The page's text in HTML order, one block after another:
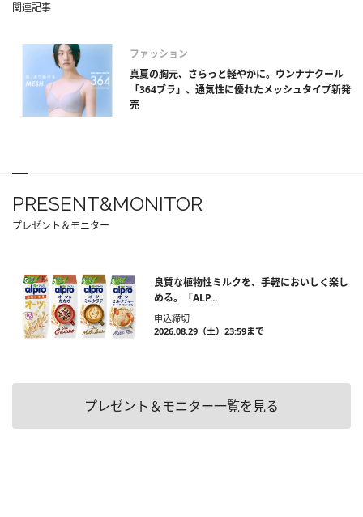
関連記事
ファッション
真夏の胸元、さらっと軽やかに。ウンナナクール
「364ブラ」、通気性に優れたメッシュタイプ新発
売
PRESENT&MONITOR
プレゼント＆モニター
良質な植物性ミルクを、手軽においしく楽し
める。「ALP...
申込締切
2026.08.29（土）23:59まで
プレゼント＆モニター一覧を見る